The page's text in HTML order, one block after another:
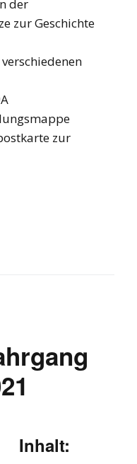
der
zur Geschichte
zur
Inhalt: